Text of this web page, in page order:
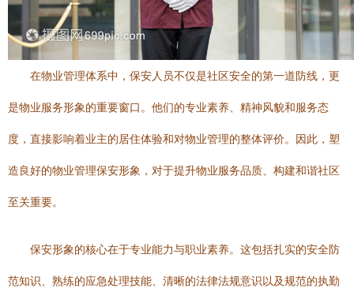
在物业管理体系中，保安人员不仅是社区安全的第一道防线，更
是物业服务形象的重要窗口。他们的专业素养、精神风貌和服务态
度，直接影响着业主的居住体验和对物业管理的整体评价。因此，塑
造良好的物业管理保安形象，对于提升物业服务品质、构建和谐社区
至关重要。
保安形象的核心在于专业能力与职业素养。这包括扎实的安全防
范知识、熟练的应急处理技能、清晰的法律法规意识以及规范的执勤